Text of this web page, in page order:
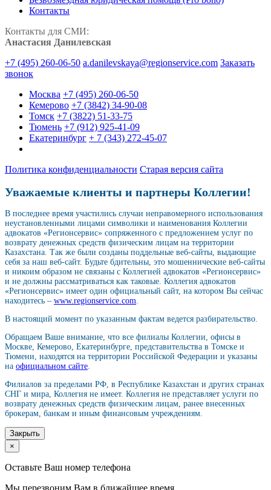
Контакты
Контакты для СМИ:
Анастасия Данилевская
+7 (495) 260-06-50 a.danilevskaya@regionservice.com Заказать
звонок
Москва +7 (495) 260-06-50
Кемерово +7 (3842) 34-90-08
Томск +7 (3822) 51-33-75
Тюмень +7 (912) 925-41-09
Екатеринбург + 7 (343) 272-45-07
Политика конфиденциальности Старая версия сайта
Уважаемые клиенты и партнеры Коллегии!
В последнее время участились случаи неправомерного использования
неустановленными лицами символики и наименования Коллегии
адвокатов «Регионсервис» сопряженного с предложением услуг по
возврату денежных средств физическим лицам на территории
Казахстана. Так же были созданы поддельные веб-сайты, выдающие
себя за наш веб-сайт. Будьте бдительны, это мошеннические веб-сайты
и никоим образом не связаны с Коллегией адвокатов «Регионсервис»
и не должны рассматриваться как таковые. Коллегия адвокатов
«Регионсервис» имеет один официальный сайт, на котором Вы сейчас
находитесь – www.regionservice.com
В настоящий момент по указанным фактам ведется разбирательство.
Обращаем Ваше внимание, что все филиалы Коллегии, офисы в
Москве, Кемерово, Екатеринбурге, представительства в Томске и
Тюмени, находятся на территории Российской Федерации и указаны
на официальном сайте
Филиалов за пределами РФ, в Республике Казахстан и других странах
СНГ и мира, Коллегия не имеет. Коллегия не представляет услуги по
возврату денежных средств физическим лицам, ранее внесенных
брокерам, банкам и иным финансовым учреждениям.
Закрыть
×
Оставьте Ваш номер телефона
Мы перезвоним Вам в ближайшее время